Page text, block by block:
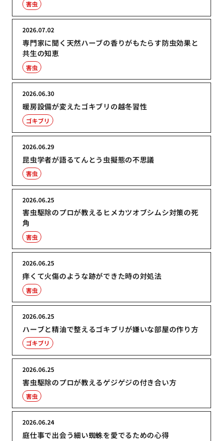
害虫
専門家に聞く天然ハーブの香りがもたらす防虫効果と
共生の知恵
2026.07.02
害虫
暖房設備が変えたゴキブリの越冬習性
2026.06.30
ゴキブリ
昆虫学者が語るてんとう虫擬態の不思議
2026.06.29
害虫
害虫駆除のプロが教えるヒメカツオブシムシ対策の死
角
2026.06.25
害虫
痒くて火傷のような跡ができた時の対処法
2026.06.25
害虫
ハーブと精油で整えるゴキブリが嫌いな部屋の作り方
2026.06.25
ゴキブリ
害虫駆除のプロが教えるゲジゲジの付き合い方
2026.06.25
害虫
庭仕事で出会う細い蜘蛛を愛でるための心得
2026.06.24